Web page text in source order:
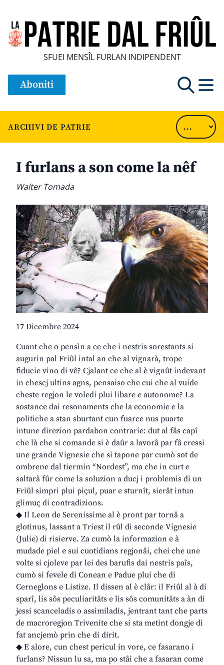
SFUEI MENSÎL FURLAN INDIPENDENT
Aboniti
ARCHIVI DE PATRIE
I furlans a son come la nêf
Walter Tomada
17 Dicembre 2024
Cuant che o pensìn a ce che i nestris sorestants si
augurin pal Friûl intal an che al vignarà, trope
fiducie vino di vê? Cjalant ce che al è vignût indevant
in chescj ultins agns, pensaiso che cui che al vuide
cheste regjon le voledi plui libare e autonome? La
sostance dai resonaments che la economie e la
politiche a stan sburtant cun fuarce nus puarte
intune direzion pardabon contrarie: dut al fâs capî
che là che si comande si è daûr a lavorâ par fâ cressi
une grande Vignesie che si tapone par cumò sot de
ombrene dal tiermin “Nordest”, ma che in curt e
saltarà fûr come la soluzion a ducj i problemis di un
Friûl simpri plui piçul, puar e sturnît, sierât intun
glimuç di contradizions.
◆ Il Leon de Serenissime al è pront par tornâ a
glotinus, lassant a Triest il rûl di seconde Vignesie
(Julie) di risierve. Za cumò la informazion e à
mudade piel e sui cuotidians regjonâi, chei che une
volte si cjoleve par lei des barufis dai nestris paîs,
cumò si fevele di Conean e Padue plui che di
Cerneglons e Listize. Il dissen al è clâr: il Friûl al à di
sparî, lis sôs peculiaritâts e lis sôs comunitâts a àn di
jessi scanceladis o assimiladis, jentrant tant che parts
de macroregjon Trivenite che si sta metint dongje di
fat ancjemò prin che di dirit.
◆ E alore, cun chest pericul in vore, ce fasarano i
furlans? Nissun lu sa, ma po stâi che a fasaran come